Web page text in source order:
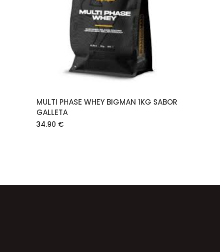
AÑADIR AL CARRITO
MULTI PHASE WHEY BIGMAN 1KG SABOR
GALLETA
34.90 €